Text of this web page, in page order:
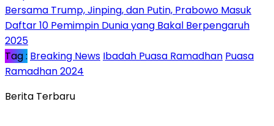
Bersama Trump, Jinping, dan Putin, Prabowo Masuk
Daftar 10 Pemimpin Dunia yang Bakal Berpengaruh
2025
Tag : Breaking News Ibadah Puasa Ramadhan Puasa
Ramadhan 2024
Berita Terbaru